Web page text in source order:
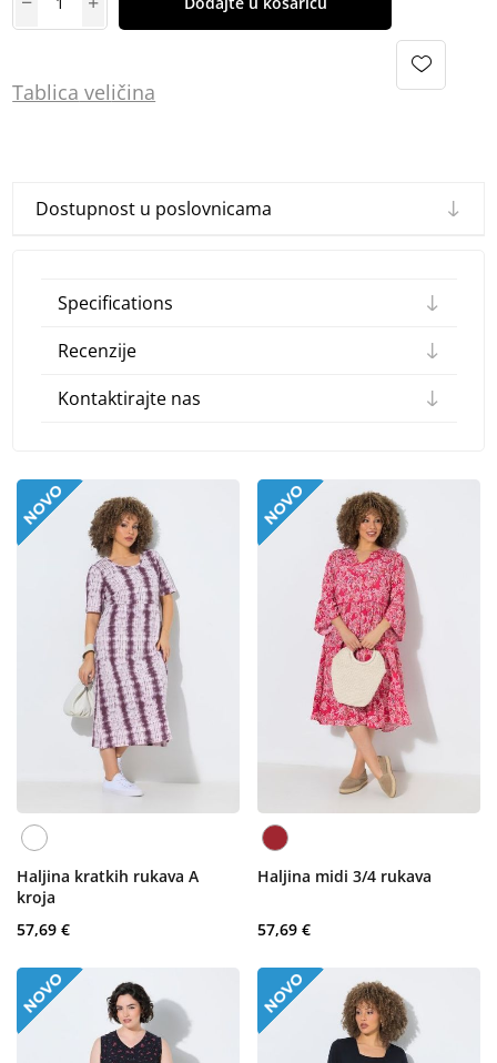
Tablica veličina
Dostupnost u poslovnicama
Specifications
Recenzije
Kontaktirajte nas
Haljina kratkih rukava A
kroja
57,69 €
Haljina midi 3/4 rukava
57,69 €